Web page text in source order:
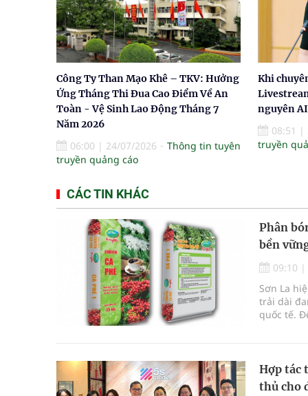
Công Ty Than Mạo Khê – TKV: Hưởng
Ứng Tháng Thi Đua Cao Điểm Về An
Toàn - Vệ Sinh Lao Động Tháng 7
Năm 2026
06:00 | 24/07/2026
Thông tin tuyên
truyền quảng cáo
Khi
nguyên
08:51 |
truyền
CÁC TIN KHÁC
Phân
bền
09:10 |
Sơn La
trải dài
quốc tế.
Hợp tác
thủ cho